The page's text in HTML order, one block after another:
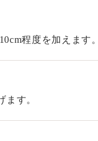
程度を加えます。
ます。